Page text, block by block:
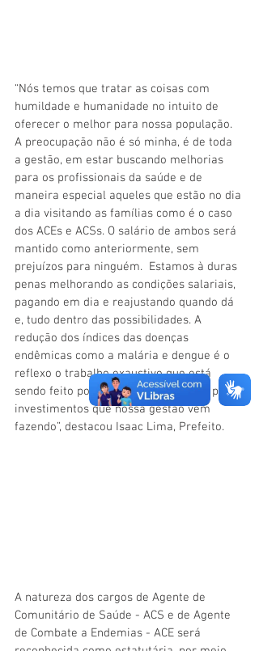
“Nós temos que tratar as coisas com
humildade e humanidade no intuito de
oferecer o melhor para nossa população.
A preocupação não é só minha, é de toda
a gestão, em estar buscando melhorias
para os profissionais da saúde e de
maneira especial aqueles que estão no dia
a dia visitando as famílias como é o caso
dos ACEs e ACSs. O salário de ambos será
mantido como anteriormente, sem
prejuízos para ninguém.  Estamos à duras
penas melhorando as condições salariais,
pagando em dia e reajustando quando dá
e, tudo dentro das possibilidades. A
redução dos índices das doenças
endêmicas como a malária e dengue é o
reflexo o trabalho exaustivo que está
sendo feito por esses profissionais e pelos
investimentos que nossa gestão vem
fazendo”, destacou Isaac Lima, Prefeito.
A natureza dos cargos de Agente de
Comunitário de Saúde - ACS e de Agente
de Combate a Endemias - ACE será